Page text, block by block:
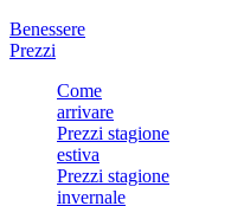
Benessere
Prezzi
Come
arrivare
Prezzi stagione
estiva
Prezzi stagione
invernale